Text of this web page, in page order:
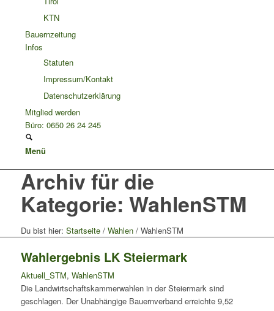
KTN
Bauernzeitung
Infos
Statuten
Impressum/Kontakt
Datenschutzerklärung
Mitglied werden
Büro: 0650 26 24 245
Menü
Archiv für die
Kategorie: WahlenSTM
Du bist hier: Startseite / Wahlen / WahlenSTM
Wahlergebnis LK Steiermark
Aktuell_STM, WahlenSTM
Die Landwirtschaftskammerwahlen in der Steiermark sind
geschlagen. Der Unabhängige Bauernverband erreichte 9,52